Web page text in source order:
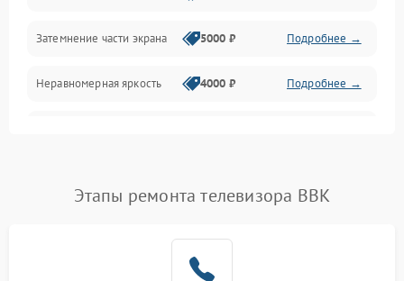
Механические повреждения
Программное обеспечение
Сеть и подключения
Затемнение части экрана 5000 ₽ Подробнее →
Неравномерная яркость 4000 ₽ Подробнее →
Этапы ремонта телевизора BBK